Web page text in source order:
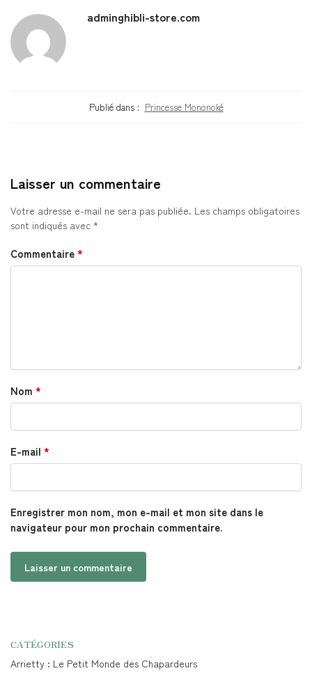
adminghibli-store.com
Publié dans : Princesse Mononoké
Laisser un commentaire
Votre adresse e-mail ne sera pas publiée. Les champs obligatoires
sont indiqués avec *
Commentaire*
Nom *
E-mail *
Enregistrer mon nom, mon e-mail et mon site dans le
navigateur pour mon prochain commentaire.
CATÉGORIES
Arrietty : Le Petit Monde des Chapardeurs